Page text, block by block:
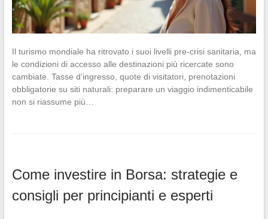
Il turismo mondiale ha ritrovato i suoi livelli pre-crisi sanitaria, ma
le condizioni di accesso alle destinazioni più ricercate sono
cambiate. Tasse d’ingresso, quote di visitatori, prenotazioni
obbligatorie su siti naturali: preparare un viaggio indimenticabile
non si riassume più…
Come investire in Borsa: strategie e
consigli per principianti e esperti